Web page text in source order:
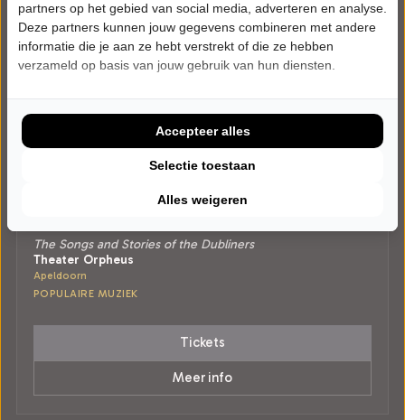
DINSDAG 19 JANUARI 2027 • 20:00 UUR
The Songs and Stories of the Dubliners
Theater Orpheus
Apeldoorn
POPULAIRE MUZIEK
Tickets
Meer info
partners op het gebied van social media, adverteren en analyse.
Deze partners kunnen jouw gegevens combineren met andere
informatie die je aan ze hebt verstrekt of die ze hebben
verzameld op basis van jouw gebruik van hun diensten.
Alles weigeren
Selectie toestaan
Accepteer alles